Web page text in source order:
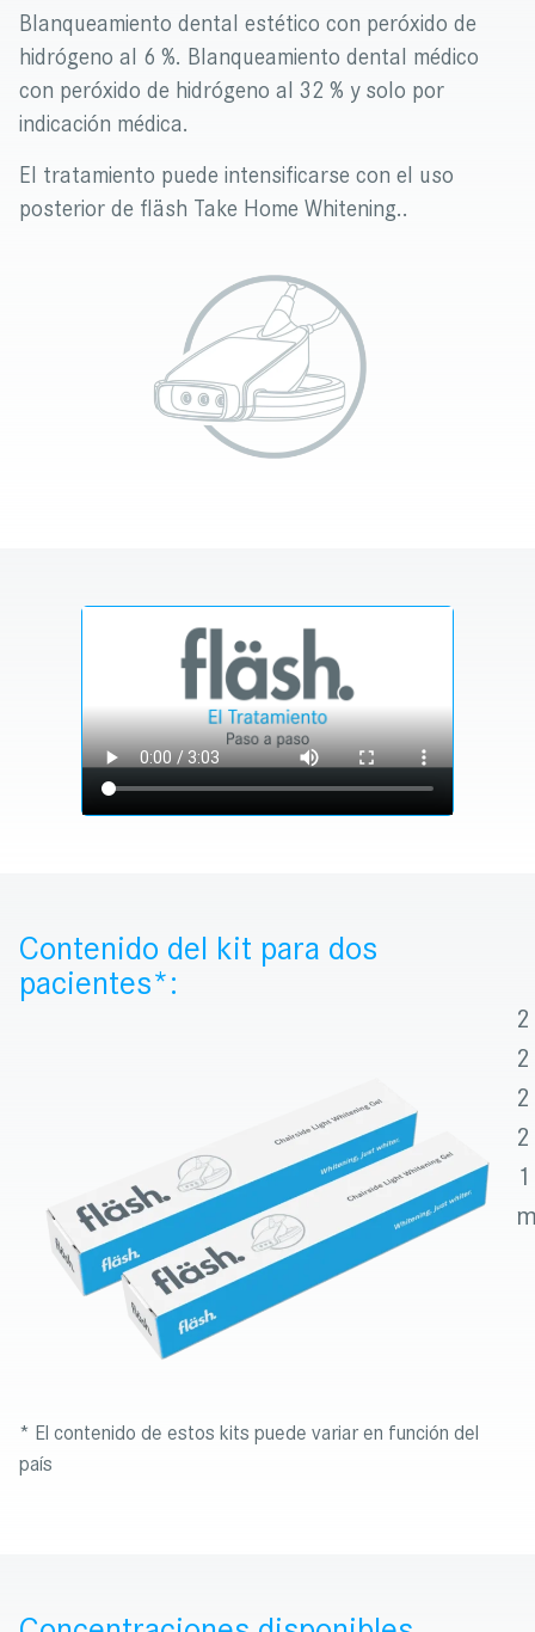
Blanqueamiento dental estético con peróxido de
hidrógeno al 6 %. Blanqueamiento dental médico
con peróxido de hidrógeno al 32 % y solo por
indicación médica.
El tratamiento puede intensificarse con el uso
posterior de fläsh Take Home Whitening..
Contenido del kit para dos
pacientes*:
* El contenido de estos kits puede variar en función del
país